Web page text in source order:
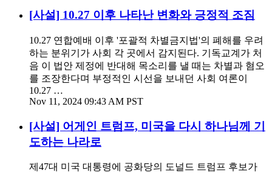
[사설] 10.27 이후 나타난 변화와 긍정적 조짐
10.27 연합예배 이후 '포괄적 차별금지법'의 폐해를 우려
하는 분위기가 사회 각 곳에서 감지된다. 기독교계가 처
음 이 법안 제정에 반대해 목소리를 낼 때는 차별과 혐오
를 조장한다며 부정적인 시선을 보내던 사회 여론이
10.27 …
Nov 11, 2024 09:43 AM PST
[사설] 어게인 트럼프, 미국을 다시 하나님께 기
도하는 나라로
제47대 미국 대통령에 공화당의 도널드 트럼프 후보가